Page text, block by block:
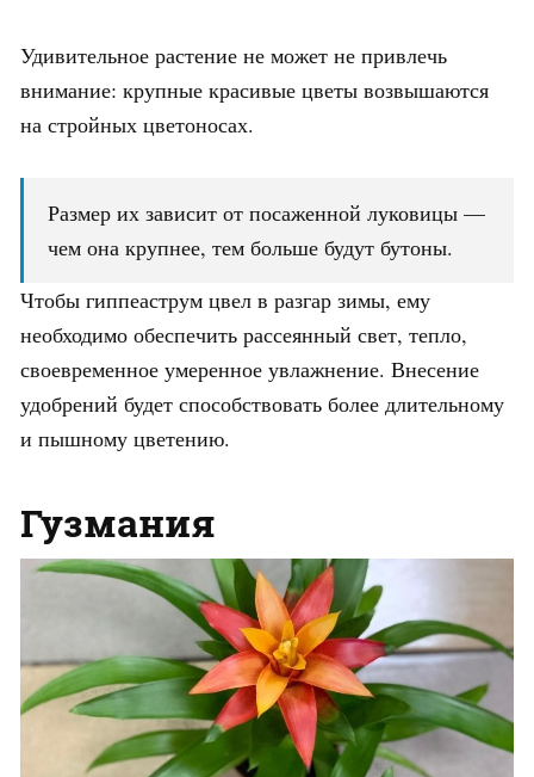
Удивительное растение не может не привлечь
внимание: крупные красивые цветы возвышаются
на стройных цветоносах.
Размер их зависит от посаженной луковицы —
чем она крупнее, тем больше будут бутоны.
Чтобы гиппеаструм цвел в разгар зимы, ему
необходимо обеспечить рассеянный свет, тепло,
своевременное умеренное увлажнение. Внесение
удобрений будет способствовать более длительному
и пышному цветению.
Гузмания